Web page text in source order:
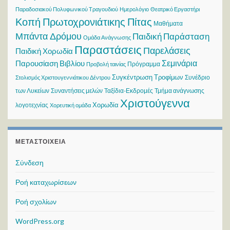
Παραδοσιακού Πολυφωνικού Τραγουδιού Ημερολόγιο Θεατρικό Εργαστήρι
Κοπή Πρωτοχρονιάτικης Πίτας Μαθήματα
Μπάντα Δρόμου Ομάδα Ανάγνωσης Παιδική Παράσταση
Παιδική Χορωδία Παραστάσεις Παρελάσεις
Παρουσίαση Βιβλίου Προβολή ταινίας Πρόγραμμα Σεμινάρια
Στολισμός Χριστουγεννιάτικου Δέντρου Συγκέντρωση Τροφίμων Συνέδριο
των Λυκείων Συναντήσεις μελών Ταξίδια-Εκδρομές Τμήμα ανάγνωσης
λογοτεχνίας Χορευτική ομάδα Χορωδία Χριστούγεννα
ΜΕΤΑΣΤΟΙΧΕΊΑ
Σύνδεση
Ροή καταχωρίσεων
Ροή σχολίων
WordPress.org